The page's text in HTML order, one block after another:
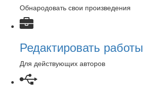
Обнародовать свои произведения
Редактировать работы
Для действующих авторов